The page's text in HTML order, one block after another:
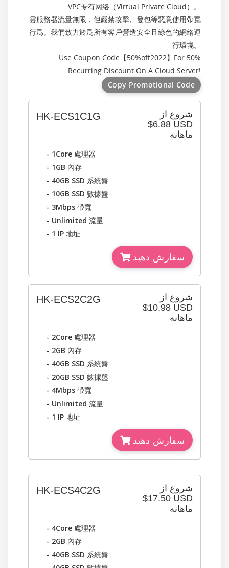
VPC专有网络（Virtual Private Cloud）。
雲服務器流量無限，但嚴禁攻擊、發包等惡意使用帶寬
行爲。我們致力於爲所有客戶營造安全且綠色的網絡運
行環境。
Use Coupon Code【50%off2022】For 50%
Recurring Discount On A Cloud Server!
Copy Promotional Code
شروع از
$6.88 USD
ماهانه
HK-ECS1C1G
- 1Core 處理器
- 1GB 內存
- 40GB SSD 系統盤
- 10GB SSD 數據盤
- 3Mbps 帶寬
- Unlimited 流量
- 1 IP 地址
سفارش دهید
شروع از
$10.98 USD
ماهانه
HK-ECS2C2G
- 2Core 處理器
- 2GB 內存
- 40GB SSD 系統盤
- 20GB SSD 數據盤
- 4Mbps 帶寬
- Unlimited 流量
- 1 IP 地址
سفارش دهید
شروع از
$17.50 USD
ماهانه
HK-ECS4C2G
- 4Core 處理器
- 2GB 內存
- 40GB SSD 系統盤